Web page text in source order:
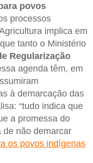
povos
processos
implica em
tanto o Ministério
Regularização
agenda têm, em
à demarcação das
“tudo indica que
a promessa do
de não demarcar
os povos indígenas